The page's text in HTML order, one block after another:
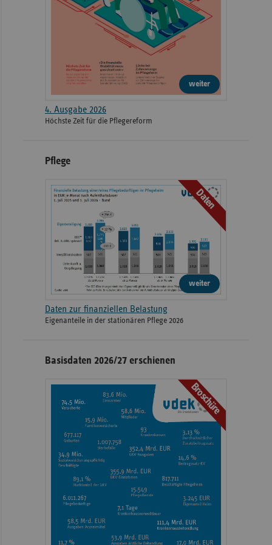
weiter
4. Ausgabe 2026
Höchste Zeit für die Pflegereform
Pflege
Daten
weiter
Daten zur finanziellen Belastung
Eigenanteile in der stationären Pflege 2026
Basisdaten 2026/27 erschienen
Broschüre